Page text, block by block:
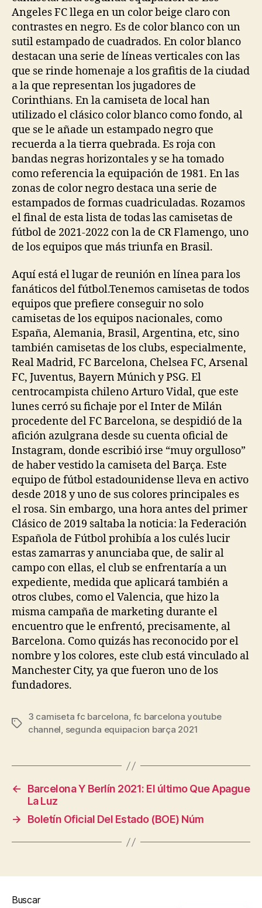
Angeles FC llega en un color beige claro con
contrastes en negro. Es de color blanco con un
sutil estampado de cuadrados. En color blanco
destacan una serie de líneas verticales con las
que se rinde homenaje a los grafitis de la ciudad
a la que representan los jugadores de
Corinthians. En la camiseta de local han
utilizado el clásico color blanco como fondo, al
que se le añade un estampado negro que
recuerda a la tierra quebrada. Es roja con
bandas negras horizontales y se ha tomado
como referencia la equipación de 1981. En las
zonas de color negro destaca una serie de
estampados de formas cuadriculadas. Rozamos
el final de esta lista de todas las camisetas de
fútbol de 2021-2022 con la de CR Flamengo, uno
de los equipos que más triunfa en Brasil.
Aquí está el lugar de reunión en línea para los
fanáticos del fútbol.Tenemos camisetas de todos
equipos que prefiere conseguir no solo
camisetas de los equipos nacionales, como
España, Alemania, Brasil, Argentina, etc, sino
también camisetas de los clubs, especialmente,
Real Madrid, FC Barcelona, Chelsea FC, Arsenal
FC, Juventus, Bayern Múnich y PSG. El
centrocampista chileno Arturo Vidal, que este
lunes cerró su fichaje por el Inter de Milán
procedente del FC Barcelona, se despidió de la
afición azulgrana desde su cuenta oficial de
Instagram, donde escribió irse “muy orgulloso”
de haber vestido la camiseta del Barça. Este
equipo de fútbol estadounidense lleva en activo
desde 2018 y uno de sus colores principales es
el rosa. Sin embargo, una hora antes del primer
Clásico de 2019 saltaba la noticia: la Federación
Española de Fútbol prohibía a los culés lucir
estas zamarras y anunciaba que, de salir al
campo con ellas, el club se enfrentaría a un
expediente, medida que aplicará también a
otros clubes, como el Valencia, que hizo la
misma campaña de marketing durante el
encuentro que le enfrentó, precisamente, al
Barcelona. Como quizás has reconocido por el
nombre y los colores, este club está vinculado al
Manchester City, ya que fueron uno de los
fundadores.
Etiquetas
3 camiseta fc barcelona, fc barcelona youtube
channel, segunda equipacion barça 2021
←
Barcelona Y Berlín 2021: El último Que Apague
La Luz
→
Boletín Oficial Del Estado (BOE) Núm
Buscar